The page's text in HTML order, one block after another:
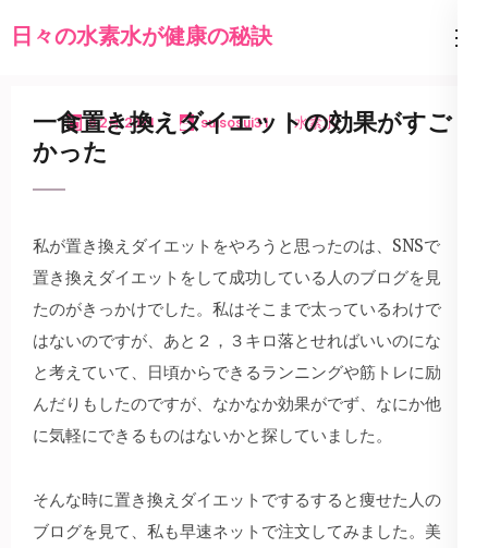
ン
(Enter
日々の水素水が健康の秘訣
8 2月 2021 suisosui31 水素水
一食置き換えダイエットの効果がすご
かった
私が置き換えダイエットをやろうと思ったのは、SNSで
置き換えダイエットをして成功している人のブログを見
たのがきっかけでした。私はそこまで太っているわけで
はないのですが、あと２，３キロ落とせればいいのにな
と考えていて、日頃からできるランニングや筋トレに励
んだりもしたのですが、なかなか効果がでず、なにか他
に気軽にできるものはないかと探していました。
そんな時に置き換えダイエットでするすると痩せた人の
ブログを見て、私も早速ネットで注文してみました。美